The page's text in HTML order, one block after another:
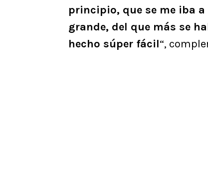
principio, que se me iba
grande, del que más se
hecho súper fácil“,